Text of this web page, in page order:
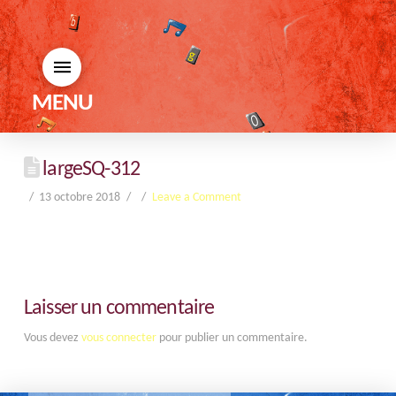
MENU
largeSQ-312
13 octobre 2018 Leave a Comment
Laisser un commentaire
Vous devez vous connecterpour publier un commentaire.